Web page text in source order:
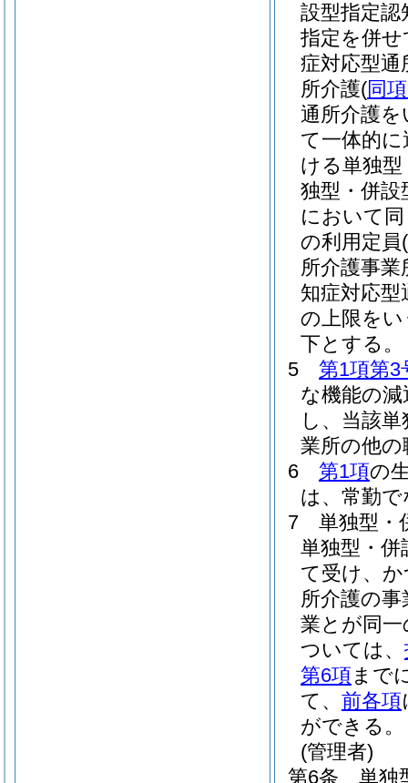
設型指定認
指定を併せ
症対応型通
所介護(同
通所介護
て一体的
ける単独
独型・併設
において
の利用定員
所介護事
知症対応
の上限をい
下とする。
5
第1項第3
な機能の
し、当該
業所の他
6
第1項の
は、常勤
7
単独型・
単独型・併
て受け、
所介護の
業とが同
ついては、
第6項 まで
て、 前各項
ができる。
(管理者)
第6条
単独